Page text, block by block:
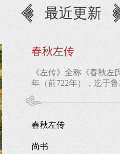
最近更新
春秋左传
《左传》全称《春秋
年（前722年），迄于
王室的衰微，...
春秋左传
尚书